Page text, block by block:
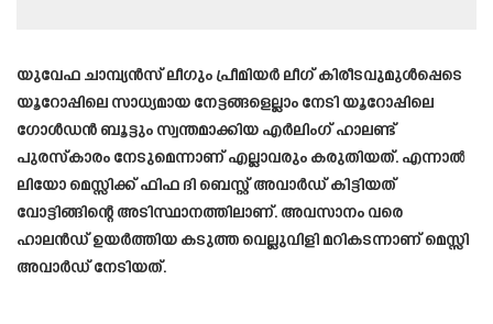
യുവേഫ ചാമ്പ്യൻസ് ലീഗും പ്രീമിയർ ലീഗ് കിരീടവുമുൾപ്പെടെ
യൂറോപ്പിലെ സാധ്യമായ നേട്ടങ്ങളെല്ലാം നേടി യൂറോപ്പിലെ
ഗോൾഡൻ ബൂട്ടും സ്വന്തമാക്കിയ എർലിംഗ് ഹാലണ്ട്
പുരസ്‌കാരം നേടുമെന്നാണ് എല്ലാവരും കരുതിയത്. എന്നാൽ
ലിയോ മെസ്സിക്ക് ഫിഫ ദി ബെസ്റ്റ് അവാർഡ് കിട്ടിയത്
വോട്ടിങ്ങിന്റെ അടിസ്ഥാനത്തിലാണ്. അവസാനം വരെ
ഹാലൻഡ് ഉയർത്തിയ കടുത്ത വെല്ലുവിളി മറികടന്നാണ് മെസ്സി
അവാർഡ് നേടിയത്.